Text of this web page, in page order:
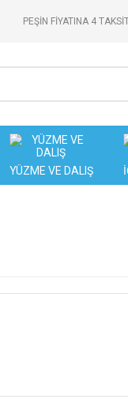
PEŞİN FİYATINA 4
YÜZME VE DALIŞ